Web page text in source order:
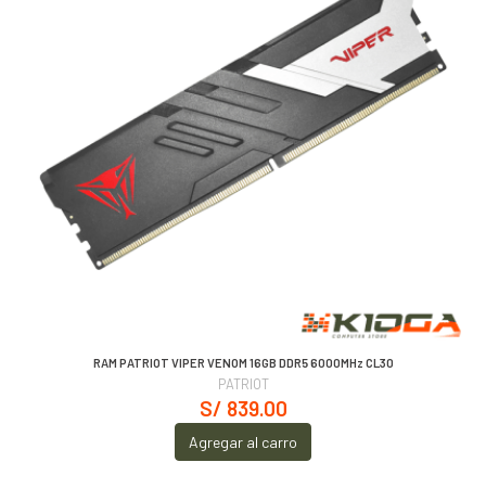
RAM PATRIOT VIPER VENOM 16GB DDR5 6000MHz CL30
PATRIOT
S/ 839.00
Agregar al carro